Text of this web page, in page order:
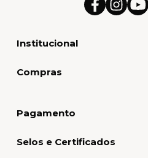
Institucional
Compras
Pagamento
Selos e Certificados